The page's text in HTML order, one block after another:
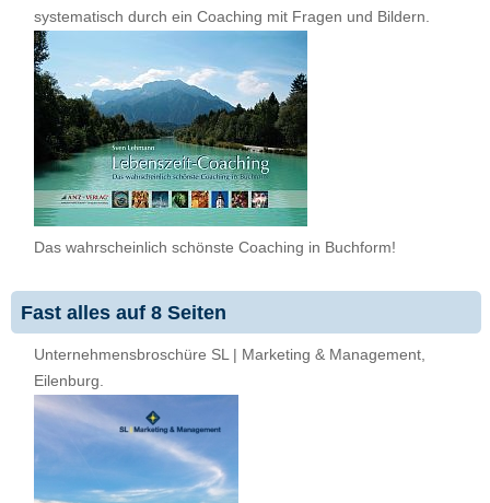
systematisch durch ein Coaching mit Fragen und Bildern.
Das wahrscheinlich schönste Coaching in Buchform!
Fast alles auf 8 Seiten
Unternehmensbroschüre SL | Marketing & Management,
Eilenburg.